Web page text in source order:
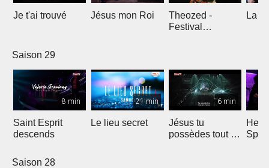
Je t'ai trouvé Jésus mon Roi
Theozed -
Festival
La
Saison 29
8 min
Saint Esprit
descends
21 min
Le lieu secret
6 min
Jésus tu
possèdes tout en
He
Saison 28